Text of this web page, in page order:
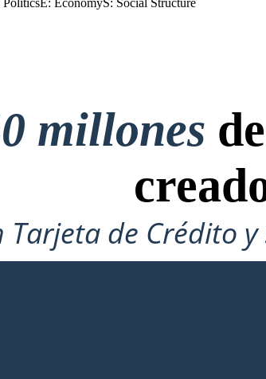
EconomyS: Social Structure
millones
Tarjeta de Crédito
Para